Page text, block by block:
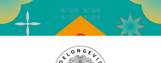
澳门品牌 澳门制造
澳门设计 澳门创意